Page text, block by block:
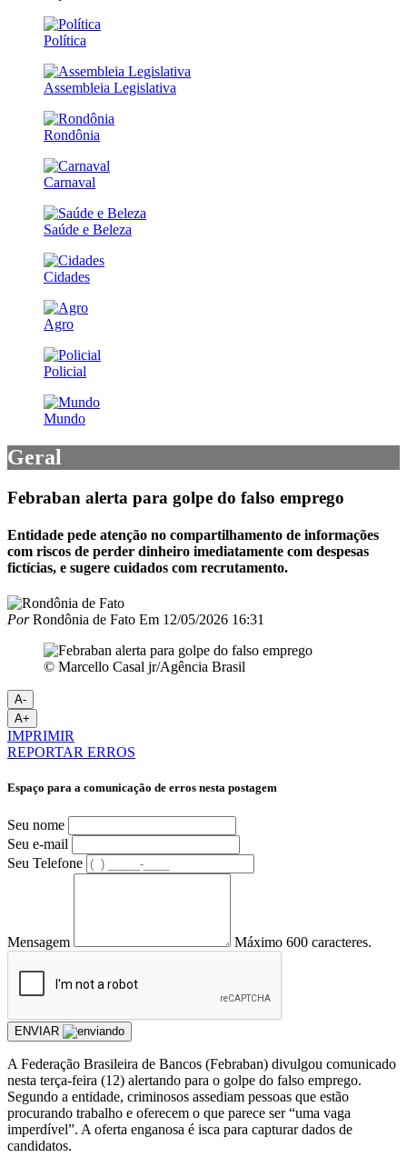
Política
Assembleia Legislativa
Rondônia
Carnaval
Saúde e Beleza
Cidades
Agro
Policial
Mundo
Geral
Febraban alerta para golpe do falso emprego
Entidade pede atenção no compartilhamento de informações
com riscos de perder dinheiro imediatamente com despesas
fictícias, e sugere cuidados com recrutamento.
PorRondônia de Fato Em 12/05/2026 16:31
© Marcello Casal jr/Agência Brasil
A-
A+
IMPRIMIR
REPORTAR ERROS
Espaço para a comunicação de erros nesta postagem
Seu nome
Seu e-mail
Seu Telefone
Mensagem Máximo 600 caracteres.
ENVIAR
A Federação Brasileira de Bancos (Febraban) divulgou comunicado
nesta terça-feira (12) alertando para o golpe do falso emprego.
Segundo a entidade, criminosos assediam pessoas que estão
procurando trabalho e oferecem o que parece ser “uma vaga
imperdível”. A oferta enganosa é isca para capturar dados de
candidatos.